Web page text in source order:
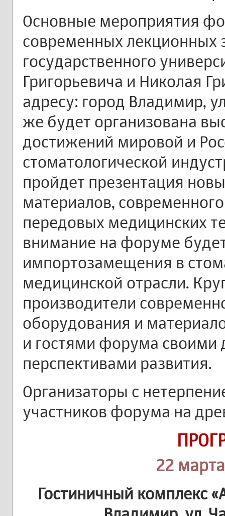
Основные мероприятия
современных лекционных
государственного
Григорьевича и Николая
адресу: город Владимир,
же будет организована
достижений мировой и
стоматологической
пройдет презентация
материалов,
передовых медицинских
внимание на форуме
импортозамещения в
медицинской отрасли.
производители
оборудования и
и гостями форума своими
перспективами развития.
Организаторы с
участников форума на
22
Гостиничный комплекс